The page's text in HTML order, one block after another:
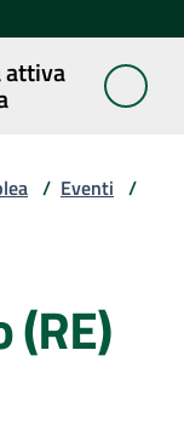
attiva
/ Eventi /
(RE)